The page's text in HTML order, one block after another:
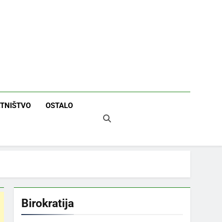
OSTALO
Birokratija